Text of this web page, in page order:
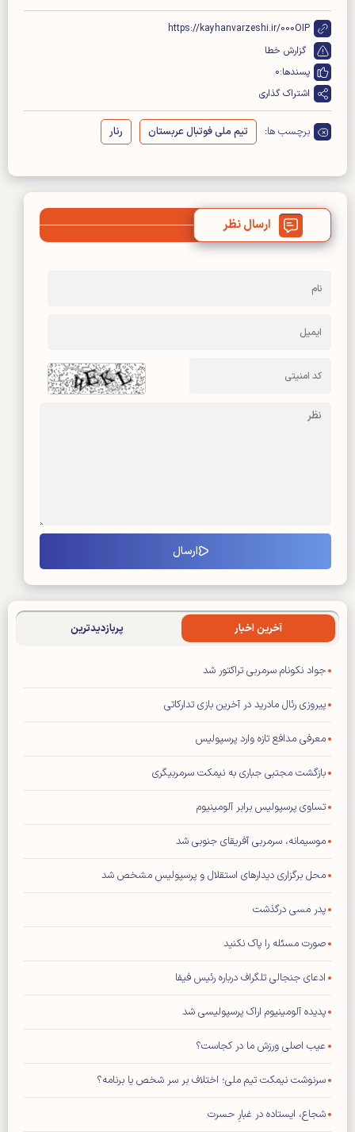
https://kayhanvarzeshi.ir/000OIP
گزارش خطا
پسندها:0
اشتراک گذاری
برچسب ها: تیم ملی فوتبال عربستان رنار
ارسال نظر
آخرین اخبار پربازدیدترین
جواد نکونام سرمربی تراکتور شد
پیروزی رئال مادرید در آخرین بازی تدارکاتی
معرفی مدافع تازه وارد پرسپولیس
بازگشت مجتبی جباری به نیمکت سرمربیگری
تساوی پرسپولیس برابر آلومینیوم
موسیمانه، سرمربی آفریقای جنوبی شد
محل برگزاری دیدار‌های استقلال و پرسپولیس مشخص شد
پدر مسی درگذشت
صورت مسئله را پاک نکنید
ادعای جنجالی تلگراف درباره رئیس فیفا
پدیده آلومینیوم اراک پرسپولیسی شد
عیب اصلی ورزش ما در کجاست؟
سرنوشت نیمکت تیم ملی؛ اختلاف بر سر شخص یا برنامه؟
شجاع، ایستاده در غبارِ حسرت